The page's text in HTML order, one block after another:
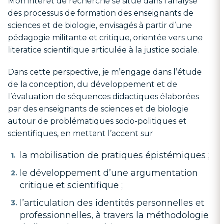
des processus de formation des enseignants de
sciences et de biologie, envisagés à partir d’une
pédagogie militante et critique, orientée vers une
literatice scientifique articulée à la justice sociale.
Dans cette perspective, je m’engage dans l’étude
de la conception, du développement et de
l’évaluation de séquences didactiques élaborées
par des enseignants de sciences et de biologie
autour de problématiques socio-politiques et
scientifiques, en mettant l’accent sur
la mobilisation de pratiques épistémiques ;
le développement d’une argumentation
critique et scientifique ;
l’articulation des identités personnelles et
professionnelles, à travers la méthodologie